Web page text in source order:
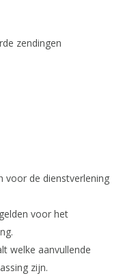
zendingen
voor de dienstverlening
voor het
welke aanvullende
zijn.